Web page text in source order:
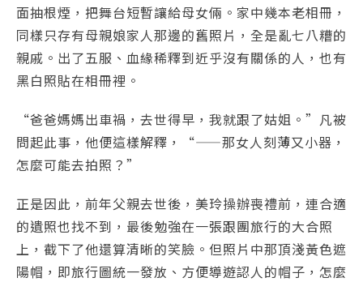
面抽根煙，把舞台短暫讓給母女倆。家中幾本老相冊，
同樣只存有母親娘家人那邊的舊照片，全是亂七八糟的
親戚。出了五服、血緣稀釋到近乎沒有關係的人，也有
黑白照貼在相冊裡。
“爸爸媽媽出車禍，去世得早，我就跟了姑姐。”凡被
問起此事，他便這樣解釋，“——那女人刻薄又小器，
怎麼可能去拍照？”
正是因此，前年父親去世後，美玲操辦喪禮前，連合適
的遺照也找不到，最後勉強在一張跟團旅行的大合照
上，截下了他還算清晰的笑臉。但照片中那頂淺黃色遮
陽帽，即旅行圖統一發放、方便導遊認人的帽子，怎麼